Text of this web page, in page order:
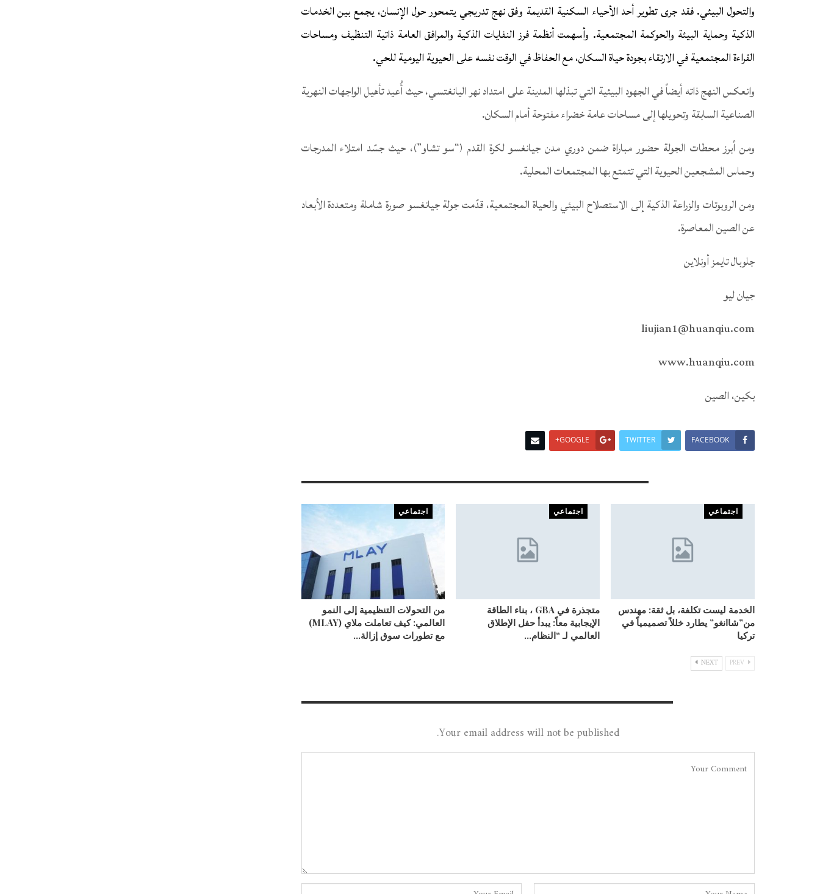
والتحول البيئي. فقد جرى تطوير أحد الأحياء السكنية القديمة وفق نهج تدريجي يتمحور حول الإنسان، يجمع بين الخدمات
الذكية وحماية البيئة والحوكمة المجتمعية. وأسهمت أنظمة فرز النفايات الذكية والمرافق العامة ذاتية التنظيف ومساحات
القراءة المجتمعية في الارتقاء بجودة حياة السكان، مع الحفاظ في الوقت نفسه على الحيوية اليومية للحي.
وانعكس النهج ذاته أيضاً في الجهود البيئية التي تبذلها المدينة على امتداد نهر اليانغتسي، حيث أُعيد تأهيل الواجهات النهرية
الصناعية السابقة وتحويلها إلى مساحات عامة خضراء مفتوحة أمام السكان.
ومن أبرز محطات الجولة حضور مباراة ضمن دوري مدن جيانغسو لكرة القدم (“سو تشاو”)، حيث جسّد امتلاء المدرجات
وحماس المشجعين الحيوية التي تتمتع بها المجتمعات المحلية.
ومن الروبوتات والزراعة الذكية إلى الاستصلاح البيئي والحياة المجتمعية، قدّمت جولة جيانغسو صورة شاملة ومتعددة الأبعاد
عن الصين المعاصرة.
جلوبال تايمز أونلاين
جيان ليو
liujian1@huanqiu.com
www.huanqiu.com
بكين، الصين
FACEBOOK
TWITTER
GOOGLE+
اجتماعي
الخدمة ليست تكلفة، بل ثقة: مهندس
من”شاانغو” يطارد خللاً تصميمياً في
تركيا
اجتماعي
متجذرة في GBA ، بناء الطاقة
الإيجابية معاً: يبدأ حفل الإطلاق
العالمي لـ “النظام…
اجتماعي
من التحولات التنظيمية إلى النمو
العالمي: كيف تعاملت ملاي (MLAY)
مع تطورات سوق إزالة…
NEXT
Your email address will not be published.